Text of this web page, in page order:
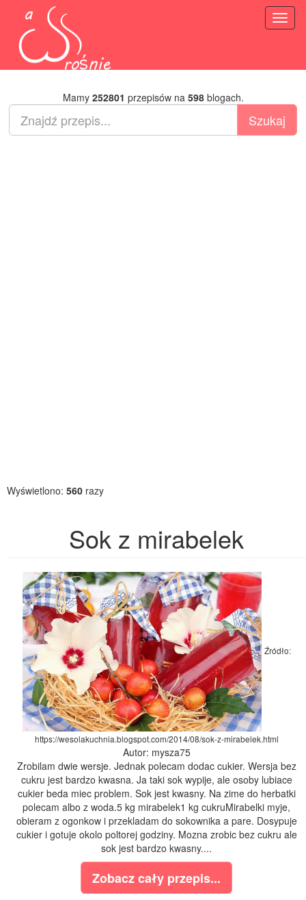
Mamy 252801 przepisów na 598blogach.
Wyświetlono: 560 razy
Sok z mirabelek
Źródło:
https://wesolakuchnia.blogspot.com/2014/08/sok-z-mirabelek.html
Autor: mysza75
Zrobilam dwie wersje. Jednak polecam dodac cukier. Wersja bez
cukru jest bardzo kwasna. Ja taki sok wypije, ale osoby lubiace
cukier beda miec problem. Sok jest kwasny. Na zime do herbatki
polecam albo z woda.5 kg mirabelek1 kg cukruMirabelki myje,
obieram z ogonkow i przekladam do sokownika a pare. Dosypuje
cukier i gotuje okolo poltorej godziny. Mozna zrobic bez cukru ale
sok jest bardzo kwasny....
Zobacz cały przepis...